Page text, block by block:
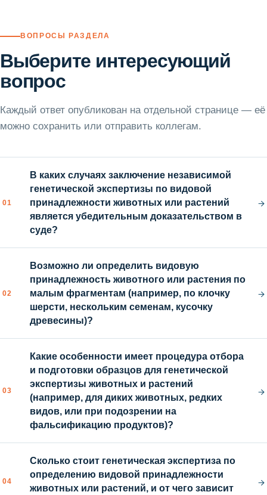
ВОПРОСЫ РАЗДЕЛА
Выберите интересующий
вопрос
Каждый ответ опубликован на отдельной странице — её
можно сохранить или отправить коллегам.
01
В каких случаях заключение независимой
генетической экспертизы по видовой
принадлежности животных или растений
является убедительным доказательством в
суде?
→
02
Возможно ли определить видовую
принадлежность животного или растения по
малым фрагментам (например, по клочку
шерсти, нескольким семенам, кусочку
древесины)?
→
03
Какие особенности имеет процедура отбора
и подготовки образцов для генетической
экспертизы животных и растений
(например, для диких животных, редких
видов, или при подозрении на
фальсификацию продуктов)?
→
04
Сколько стоит генетическая экспертиза по
определению видовой принадлежности
животных или растений, и от чего зависит
→